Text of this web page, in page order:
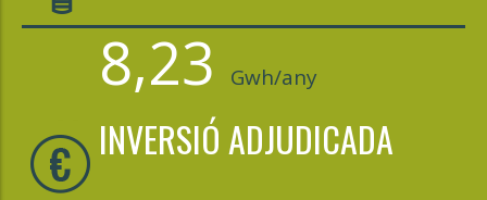
8,23 Gwh/any
INVERSIÓ ADJUDICADA